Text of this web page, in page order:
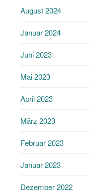
August 2024
Januar 2024
Juni 2023
Mai 2023
April 2023
März 2023
Februar 2023
Januar 2023
Dezember 2022